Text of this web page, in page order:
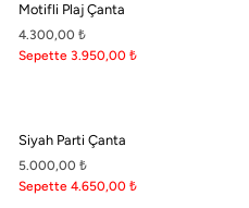
Motifli Plaj Çanta
4.300,00 ₺
Sepette 3.950,00 ₺
Siyah Parti Çanta
5.000,00 ₺
Sepette 4.650,00 ₺
doğan stil manifestosu. Stil sahibi
sofistike detaylar ve çarpıcı
ve özgürlüğün uyum ve denge
hoş geldiniz.